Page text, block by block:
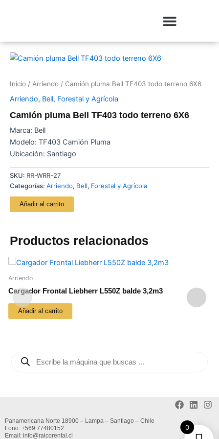
a
d
Inicio / Arriendo / Camión pluma Bell TF403 todo terreno 6X6
Arriendo, Bell, Forestal y Agrícola
Camión pluma Bell TF403 todo terreno 6X6
Marca: Bell
Modelo: TF403 Camión Pluma
Ubicación: Santiago
SKU: RR-WRR-27
Categorías: Arriendo, Bell, Forestal y Agrícola
Añadir al carrito
Productos relacionados
Arriendo
Cargador Frontal Liebherr L550Z balde 3,2m3
Añadir al carrito
Panamericana Norte 18900 – Lampa – Santiago – Chile
Fono: +569 77480152
Email: info@raicorental.cl
0